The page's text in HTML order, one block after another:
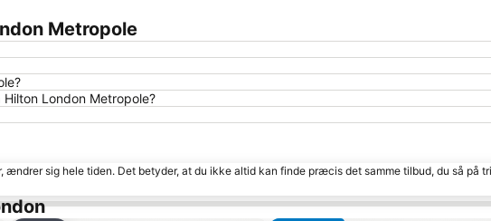
Metropole
London Metropole?
ændrer sig hele tiden. Det betyder, at du ikke altid kan finde præcis det samme tilbud, du så på